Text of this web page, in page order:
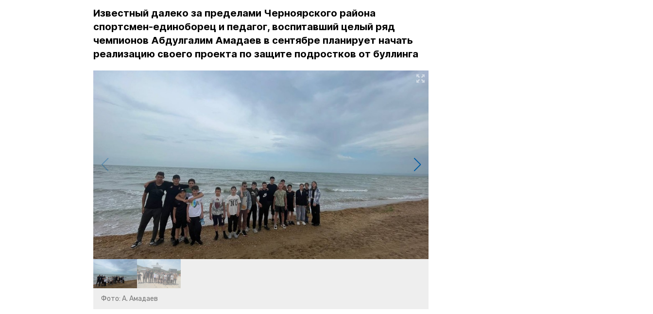
Известный далеко за пределами Черноярского района
спортсмен-единоборец и педагог, воспитавший целый ряд
чемпионов Абдулгалим Амадаев в сентябре планирует начать
реализацию своего проекта по защите подростков от буллинга
Фото: А. Амадаев